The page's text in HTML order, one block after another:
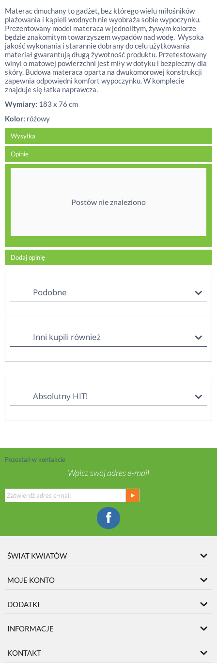
Materac dmuchany to gadżet, bez którego wielu miłośników
plażowania i kąpieli wodnych nie wyobraża sobie wypoczynku.
Prezentowany model materaca w jednolitym, żywym kolorze
będzie znakomitym towarzyszem wypadów nad wodę. Wysoka
jakość wykonania i starannie dobrany do celu użytkowania
materiał gwarantują długą żywotność produktu. Przetestowany
winyl o matowej powierzchni jest miły w dotyku i bezpieczny dla
skóry. Budowa materaca oparta na dwukomorowej konstrukcji
zapewnia odpowiedni komfort wypoczynku. W komplecie
znajduje się łatka naprawcza.
Wymiary: 183 x 76 cm
Kolor: różowy
Wysyłka
Opinie
Postów nie znaleziono
Dodaj opinię
Podobne
Inni kupili również
Absolutny HIT!
Pozostań w kontakcie
Wpisz swój adres e-mail
ŚWIAT KWIATÓW
MOJE KONTO
DODATKI
INFORMACJE
KONTAKT